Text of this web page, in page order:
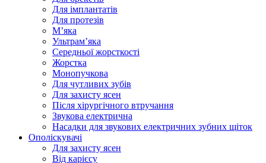
Для імплантатів
Для протезів
Мʼяка
Ультрамʼяка
Середньої жорсткості
Жорстка
Монопучкова
Для чутливих зубів
Для захисту ясен
Після хірургічного втручання
Звукова електрична
Насадки для звукових електричних зубних щіток
Ополіскувачі
Для захисту ясен
Від карієсу